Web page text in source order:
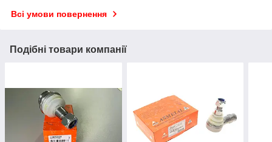
Всі умови повернення
Подібні товари компанії